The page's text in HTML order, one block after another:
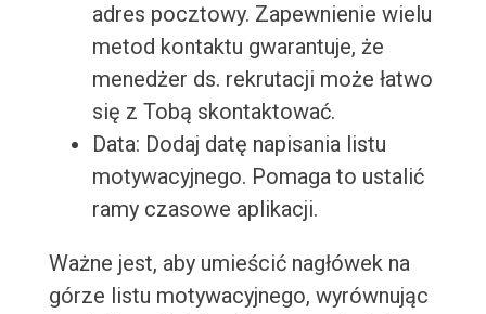
adres pocztowy. Zapewnienie wielu
metod kontaktu gwarantuje, że
menedżer ds. rekrutacji może łatwo
się z Tobą skontaktować.
Data: Dodaj datę napisania listu
motywacyjnego. Pomaga to ustalić
ramy czasowe aplikacji.
Ważne jest, aby umieścić nagłówek na
górze listu motywacyjnego, wyrównując